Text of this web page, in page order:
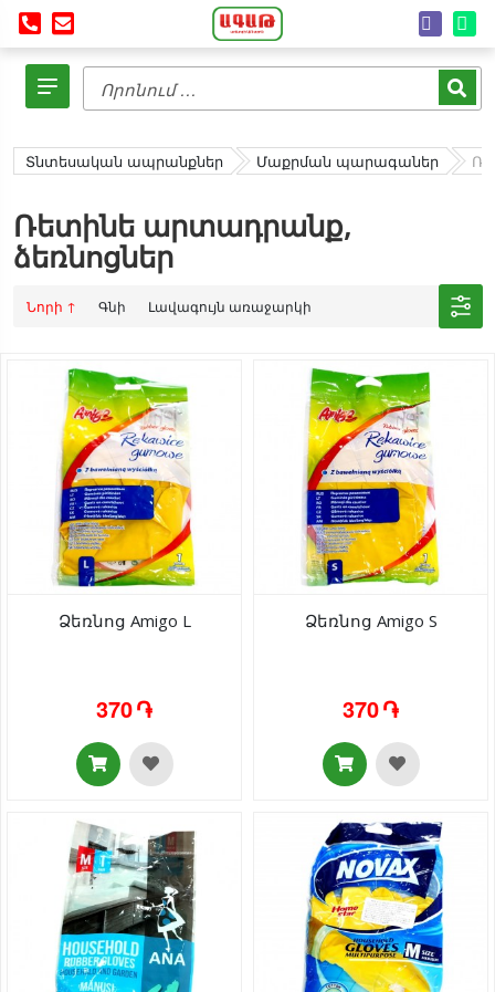
Տնտեսական ապրանքներ Մաքրման պարագաներ
Ռետինե արտադրանք,
ձեռնոցներ
Նորի ↑ Գնի Լավագույն առաջարկի
Ձեռնոց Amigo L
370 ֏
Ձեռնոց Amigo S
370 ֏